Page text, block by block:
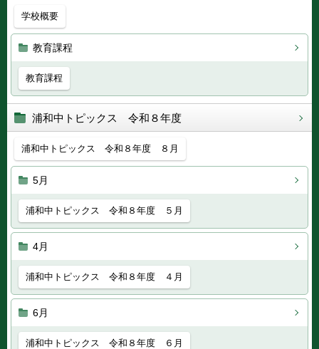
学校概要
教育課程
教育課程
浦和中トピックス 令和８年度
浦和中トピックス 令和８年度 ８月
5月
浦和中トピックス 令和８年度 ５月
4月
浦和中トピックス 令和８年度 ４月
6月
浦和中トピックス 令和８年度 ６月